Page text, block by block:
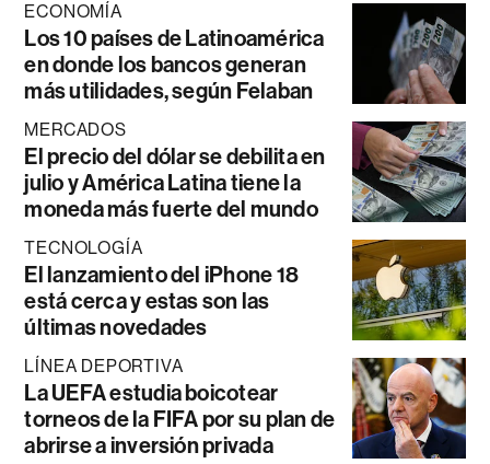
ECONOMÍA
Los 10 países de Latinoamérica
en donde los bancos generan
más utilidades, según Felaban
MERCADOS
El precio del dólar se debilita en
julio y América Latina tiene la
moneda más fuerte del mundo
TECNOLOGÍA
El lanzamiento del iPhone 18
está cerca y estas son las
últimas novedades
LÍNEA DEPORTIVA
La UEFA estudia boicotear
torneos de la FIFA por su plan de
abrirse a inversión privada